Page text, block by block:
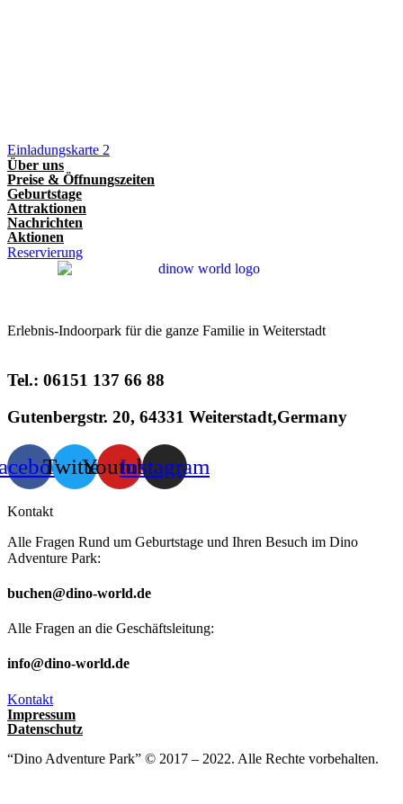
Einladungskarte 2
Über uns
Preise & Öffnungszeiten
Geburtstage
Attraktionen
Nachrichten
Aktionen
Reservierung
Erlebnis-Indoorpark für die ganze Familie in Weiterstadt
Tel.: 06151 137 66 88
Gutenbergstr. 20, 64331 Weiterstadt,Germany
TwitterYoutubeInstagram
Kontakt
Alle Fragen Rund um Geburtstage und Ihren Besuch im Dino
Adventure Park:
buchen@dino-world.de
Alle Fragen an die Geschäftsleitung:
info@dino-world.de
Kontakt
Impressum
Datenschutz
“Dino Adventure Park” © 2017 – 2022. Alle Rechte vorbehalten.